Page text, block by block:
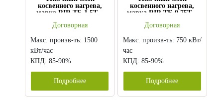
косвенного нагрева,
марка RIR ТБ-1,5ТО
Договорная
Макс. произв-ть: 1500
кВт/час
КПД: 85-90%
Подробнее
косвенного нагрева,
марка RIR ТБ-0,75ТО
Договорная
Макс. произв-ть: 750 кВт/
час
КПД: 85-90%
Подробнее